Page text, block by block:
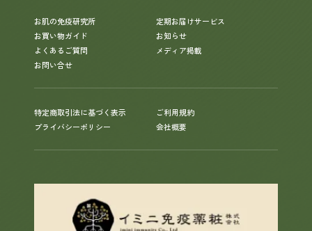
お肌の免疫研究所
定期お届けサービス
お買い物ガイド
お知らせ
よくあるご質問
メディア掲載
お問い合せ
特定商取引法に基づく表示
プライバシーポリシー
ご利用規約
会社概要